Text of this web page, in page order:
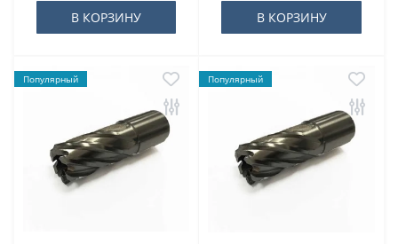
В КОРЗИНУ В КОРЗИНУ
Популярный Популярный